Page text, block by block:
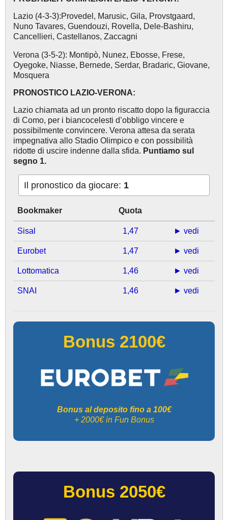
Lazio (4-3-3):Provedel, Marusic, Gila, Provstgaard,
Nuno Tavares, Guendouzi, Rovella, Dele-Bashiru,
Cancellieri, Castellanos, Zaccagni
Verona (3-5-2): Montipò, Nunez, Ebosse, Frese,
Oyegoke, Niasse, Bernede, Serdar, Bradaric, Giovane,
Mosquera
PRONOSTICO LAZIO-VERONA:
Lazio chiamata ad un pronto riscatto dopo la figuraccia
di Como, per i biancocelesti d’obbligo vincere e
possibilmente convincere. Verona attesa da serata
impegnativa allo Stadio Olimpico e con possibilità
ridotte di uscire indenne dalla sfida. Puntiamo sul
segno 1.
Il pronostico da giocare: 1
Bookmaker Quota
Sisal 1,47 ► vedi
Eurobet 1,47 ► vedi
Lottomatica 1,46 ► vedi
SNAI 1,46 ► vedi
Bonus 2100€
Bonus al deposito fino a 100€
+ 2000€ in Fun Bonus
Bonus 2050€